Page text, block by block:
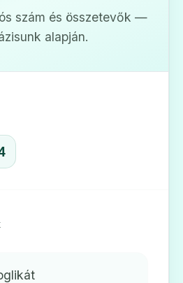
👁️
szám és összetevők —
alapján.